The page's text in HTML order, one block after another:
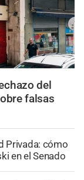
del
falsas
Privada: cómo
en el Senado